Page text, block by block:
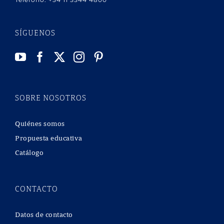
SÍGUENOS
SOBRE NOSOTROS
Quiénes somos
Propuesta educativa
Catálogo
CONTACTO
Datos de contacto